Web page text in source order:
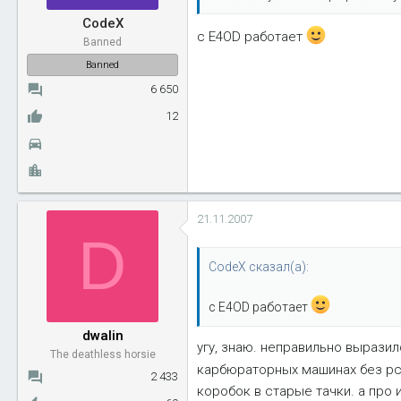
л
а
CodeX
Banned
Banned
6 650
12
c E4OD работает
D
dwalin
The deathless horsie
2 433
21.11.2007
CodeX сказал(а):
c E4OD работает
угу, знаю. неправильно
карбюраторных машинах без
коробок в старые тачки. а про